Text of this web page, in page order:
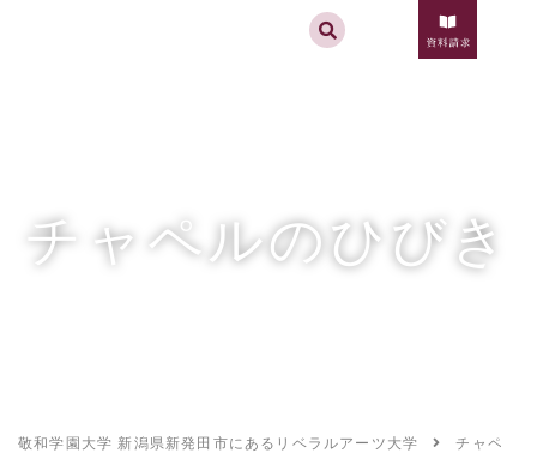
資料請求
チャペルのひびき
敬和学園大学 新潟県新発田市にあるリベラルアーツ大学 チャペル